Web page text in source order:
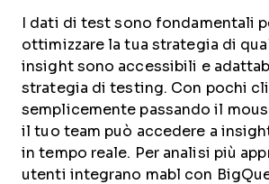
I dati di test sono fondamentali
ottimizzare la tua strategia di
insight sono accessibili e
strategia di testing. Con pochi
semplicemente passando il
il tuo team può accedere a
in tempo reale. Per analisi più
utenti integrano mabl con